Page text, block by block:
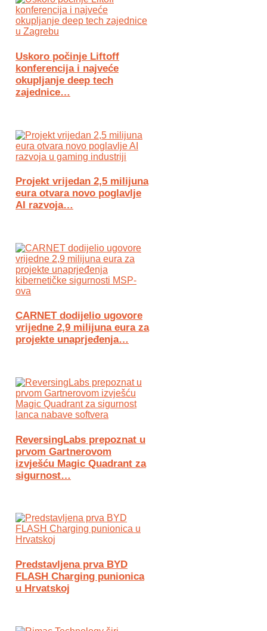
Uskoro počinje Liftoff
konferencija i najveće
okupljanje deep tech
zajednice…
Projekt vrijedan 2,5 milijuna
eura otvara novo poglavlje
AI razvoja…
CARNET dodijelio ugovore
vrijedne 2,9 milijuna eura za
projekte unaprjeđenja…
ReversingLabs prepoznat u
prvom Gartnerovom
izvješću Magic Quadrant za
sigurnost…
Predstavljena prva BYD
FLASH Charging punionica
u Hrvatskoj